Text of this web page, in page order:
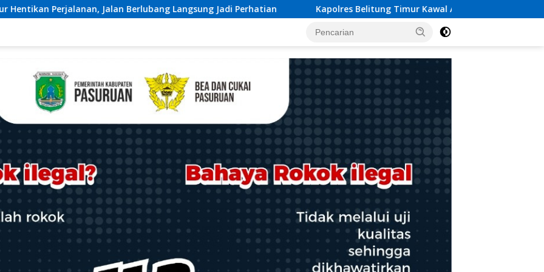
Berlubang Langsung Jadi Perhatian Kapolres Belitung Timur Kawal Aspirasi Unjuk Rasa Masyarakat